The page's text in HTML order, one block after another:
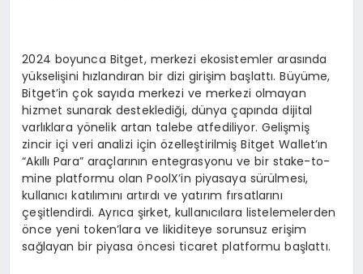
2024 boyunca Bitget, merkezi ekosistemler arasında
yükselişini hızlandıran bir dizi girişim başlattı. Büyüme,
Bitget’in çok sayıda merkezi ve merkezi olmayan
hizmet sunarak desteklediği, dünya çapında dijital
varlıklara yönelik artan talebe atfediliyor. Gelişmiş
zincir içi veri analizi için özelleştirilmiş Bitget Wallet’ın
“Akıllı Para” araçlarının entegrasyonu ve bir stake-to-
mine platformu olan PoolX’in piyasaya sürülmesi,
kullanıcı katılımını artırdı ve yatırım fırsatlarını
çeşitlendirdi. Ayrıca şirket, kullanıcılara listelemelerden
önce yeni token’lara ve likiditeye sorunsuz erişim
sağlayan bir piyasa öncesi ticaret platformu başlattı.